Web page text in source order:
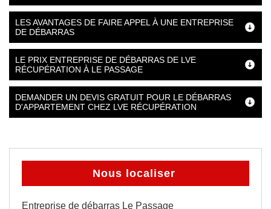
LES AVANTAGES DE FAIRE APPEL À UNE ENTREPRISE
DE DÉBARRAS
LE PRIX ENTREPRISE DE DÉBARRAS DE LVE
RÉCUPÉRATION À LE PASSAGE
DEMANDER UN DEVIS GRATUIT POUR LE DÉBARRAS
D'APPARTEMENT CHEZ LVE RÉCUPÉRATION
Nous localiser
Entreprise de débarras Le Passage